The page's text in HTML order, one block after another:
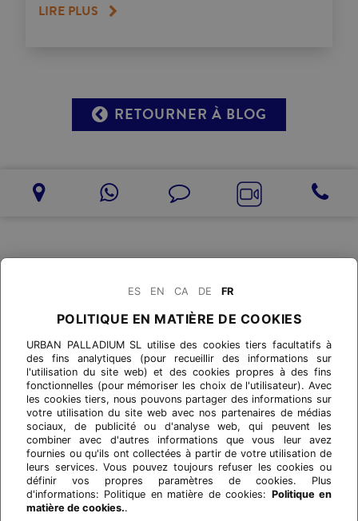
LIRE PLUS
RETOURNER À BLOG
ES EN CA DE FR
POLITIQUE EN MATIÈRE DE COOKIES
URBAN PALLADIUM SL utilise des cookies tiers facultatifs à
des fins analytiques (pour recueillir des informations sur
l'utilisation du site web) et des cookies propres à des fins
fonctionnelles (pour mémoriser les choix de l'utilisateur). Avec
les cookies tiers, nous pouvons partager des informations sur
votre utilisation du site web avec nos partenaires de médias
sociaux, de publicité ou d'analyse web, qui peuvent les
combiner avec d'autres informations que vous leur avez
fournies ou qu'ils ont collectées à partir de votre utilisation de
leurs services. Vous pouvez toujours refuser les cookies ou
définir vos propres paramètres de cookies. Plus
d'informations: Politique en matière de cookies: Politique en
matière de cookies..